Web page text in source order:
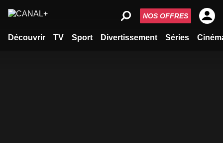
Découvrir TV Sport Divertissement Séries
NOS OFFRES